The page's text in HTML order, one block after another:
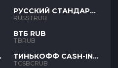
РУССКИЙ СТАНДАРТ
RUB
RUSSTRUB
ВТБ RUB
TBRUB
ТИНЬКОФФ CASH-IN
RUB
TCSBCRUB